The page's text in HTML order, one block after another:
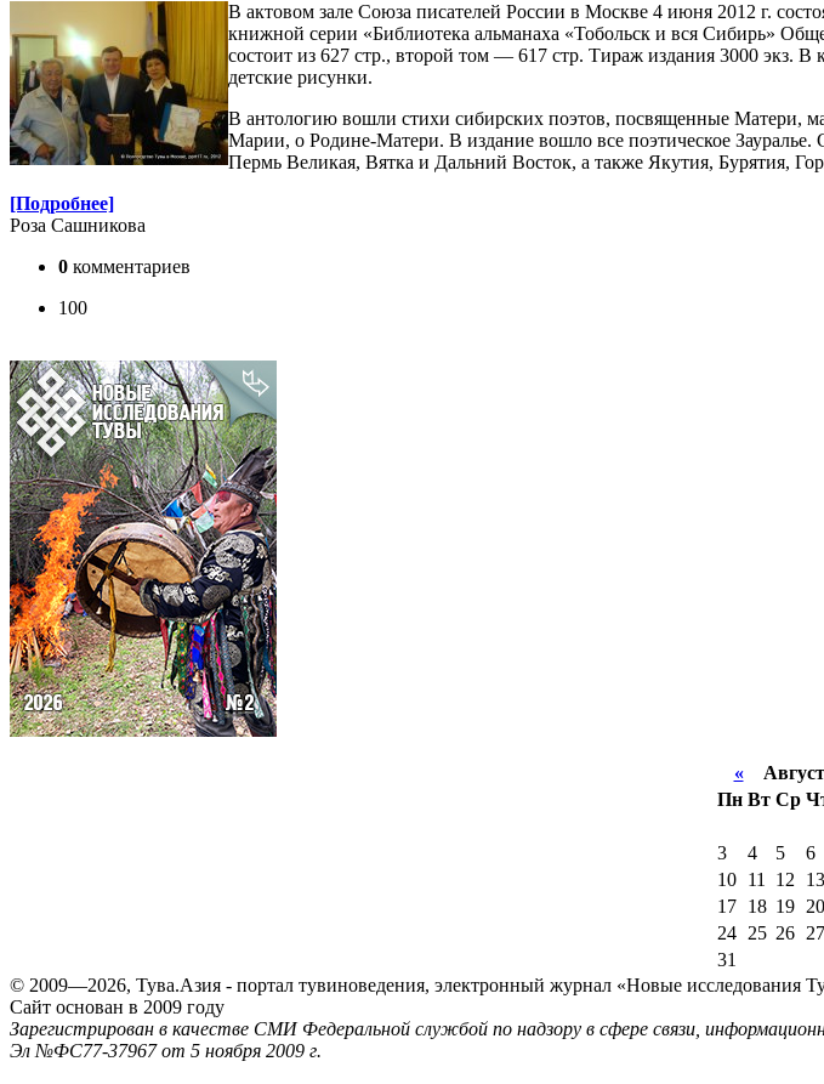
В актовом зале Союза писателей России в Москве 4 июня 2012 г.
книжной серии «Библиотека альманаха «Тобольск и вся Сибирь»
состоит из 627 стр., второй том — 617 стр. Тираж издания 3000 экз.
детские рисунки.
В антологию вошли стихи сибирских поэтов, посвященные Матери,
Марии, о Родине-Матери. В издание вошло все поэтическое
Пермь Великая, Вятка и Дальний Восток, а также Якутия, Бурятия,
[Подробнее]
Роза Сашникова
0 комментариев
100
«
Пн Вт Ср
3
4 5 6
10
11 12 13
17
18 19 20
24
25 26 27
31
© 2009—2026, Тува.Азия - портал тувиноведения, электронный журнал «Новые исследования
Сайт основан в 2009 году
Зарегистрирован в качестве СМИ Федеральной службой по надзору в сфере связи,
Эл №ФС77-37967 от 5 ноября 2009 г.